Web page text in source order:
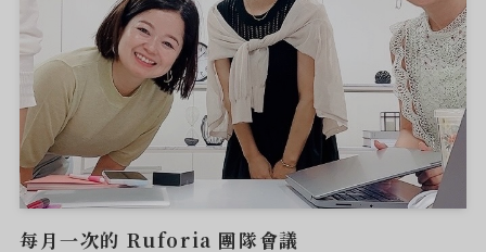
每月一次的 Ruforia 團隊會議